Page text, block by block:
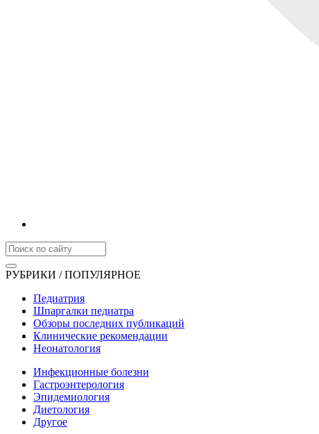
РУБРИКИ / ПОПУЛЯРНОЕ
Педиатрия
Шпаргалки педиатра
Обзоры последних публикаций
Клинические рекомендации
Неонатология
Инфекционные болезни
Гастроэнтерология
Эпидемиология
Диетология
Другое